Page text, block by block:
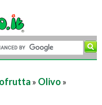
» Olivo »